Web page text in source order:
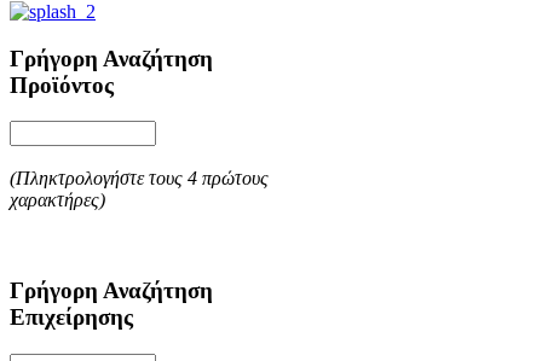
Γρήγορη Αναζήτηση
Προϊόντος
(Πληκτρολογήστε τους 4 πρώτους
χαρακτήρες)
Γρήγορη Αναζήτηση
Επιχείρησης